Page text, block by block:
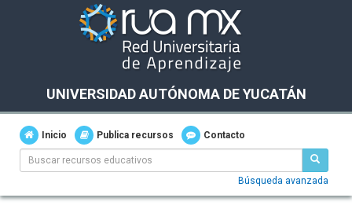
UNIVERSIDAD AUTÓNOMA DE YUCATÁN
Inicio Publica recursos Contacto
Búsqueda avanzada